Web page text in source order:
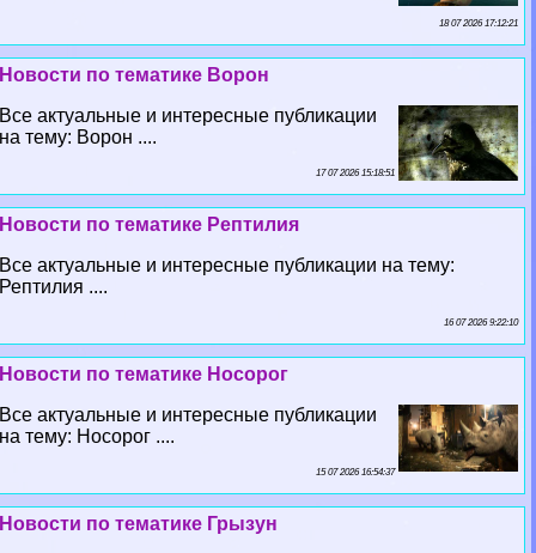
18 07 2026 17:12:21
Новости по тематике Ворон
Все актуальные и интересные публикации
на тему: Ворон ....
17 07 2026 15:18:51
Новости по тематике Рептилия
Все актуальные и интересные публикации на тему:
Рептилия ....
16 07 2026 9:22:10
Новости по тематике Носорог
Все актуальные и интересные публикации
на тему: Носорог ....
15 07 2026 16:54:37
Новости по тематике Грызун